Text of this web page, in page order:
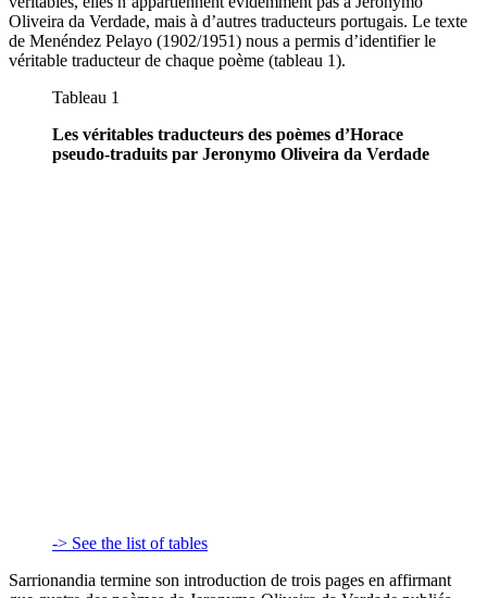
Oliveira da Verdade, mais à d’autres traducteurs portugais. Le texte
de Menéndez Pelayo (1902/1951) nous a permis d’identifier le
véritable traducteur de chaque poème (tableau 1).
Tableau 1
Les véritables traducteurs des poèmes d’Horace
pseudo-traduits par Jeronymo Oliveira da Verdade
-> See the list of tables
Sarrionandia termine son introduction de trois pages en affirmant